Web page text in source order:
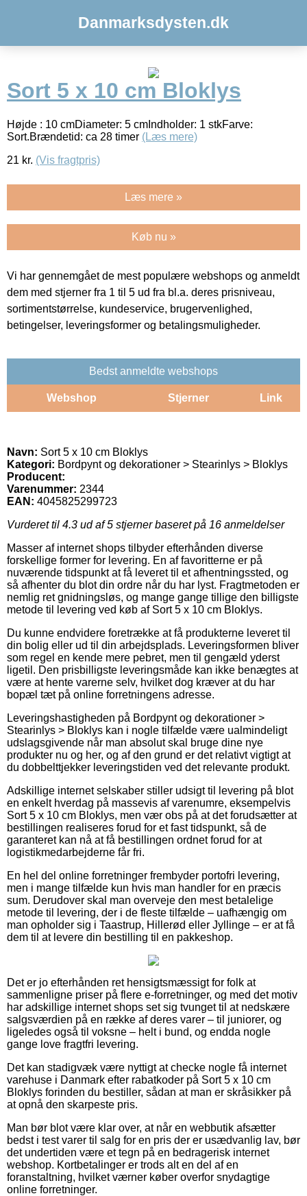
Danmarksdysten.dk
Sort 5 x 10 cm Bloklys
Højde : 10 cmDiameter: 5 cmIndholder: 1 stkFarve:
Sort.Brændetid: ca 28 timer (Læs mere)
21 kr. (Vis fragtpris)
Læs mere »
Køb nu »
Vi har gennemgået de mest populære webshops og anmeldt
dem med stjerner fra 1 til 5 ud fra bl.a. deres prisniveau,
sortimentstørrelse, kundeservice, brugervenlighed,
betingelser, leveringsformer og betalingsmuligheder.
Bedst anmeldte webshops
Webshop Stjerner Link
Navn: Sort 5 x 10 cm Bloklys
Kategori: Bordpynt og dekorationer > Stearinlys > Bloklys
Producent:
Varenummer: 2344
EAN: 4045825299723
Vurderet til 4.3 ud af 5 stjerner baseret på 16 anmeldelser
Masser af internet shops tilbyder efterhånden diverse
forskellige former for levering. En af favoritterne er på
nuværende tidspunkt at få leveret til et afhentningssted, og
så afhenter du blot din ordre når du har lyst. Fragtmetoden er
nemlig ret gnidningsløs, og mange gange tillige den billigste
metode til levering ved køb af Sort 5 x 10 cm Bloklys.
Du kunne endvidere foretrække at få produkterne leveret til
din bolig eller ud til din arbejdsplads. Leveringsformen bliver
som regel en kende mere pebret, men til gengæld yderst
ligetil. Den prisbilligste leveringsmåde kan ikke benægtes at
være at hente varerne selv, hvilket dog kræver at du har
bopæl tæt på online forretningens adresse.
Leveringshastigheden på Bordpynt og dekorationer >
Stearinlys > Bloklys kan i nogle tilfælde være ualmindeligt
udslagsgivende når man absolut skal bruge dine nye
produkter nu og her, og af den grund er det relativt vigtigt at
du dobbelttjekker leveringstiden ved det relevante produkt.
Adskillige internet selskaber stiller udsigt til levering på blot
en enkelt hverdag på massevis af varenumre, eksempelvis
Sort 5 x 10 cm Bloklys, men vær obs på at det forudsætter at
bestillingen realiseres forud for et fast tidspunkt, så de
garanteret kan nå at få bestillingen ordnet forud for at
logistikmedarbejderne får fri.
En hel del online forretninger frembyder portofri levering,
men i mange tilfælde kun hvis man handler for en præcis
sum. Derudover skal man overveje den mest betalelige
metode til levering, der i de fleste tilfælde – uafhængig om
man opholder sig i Taastrup, Hillerød eller Jyllinge – er at få
dem til at levere din bestilling til en pakkeshop.
Det er jo efterhånden ret hensigtsmæssigt for folk at
sammenligne priser på flere e-forretninger, og med det motiv
har adskillige internet shops set sig tvunget til at nedskære
salgsværdien på en række af deres varer – til juniorer, og
ligeledes også til voksne – helt i bund, og endda nogle
gange love fragtfri levering.
Det kan stadigvæk være nyttigt at checke nogle få internet
varehuse i Danmark efter rabatkoder på Sort 5 x 10 cm
Bloklys forinden du bestiller, sådan at man er skråsikker på
at opnå den skarpeste pris.
Man bør blot være klar over, at når en webbutik afsætter
bedst i test varer til salg for en pris der er usædvanlig lav, bør
det undertiden være et tegn på en bedragerisk internet
webshop. Kortbetalinger er trods alt en del af en
foranstaltning, hvilket værner køber overfor snydagtige
online forretninger.